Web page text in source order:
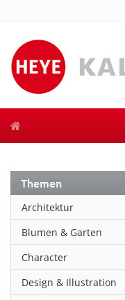
Themen
Architektur
Blumen & Garten
Character
Design & Illustration